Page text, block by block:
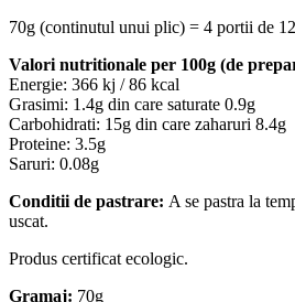
70g (continutul unui plic) = 4 portii de
Valori nutritionale per 100g (de
Energie: 366 kj / 86 kcal
Grasimi: 1.4g din care saturate 0.9g
Carbohidrati: 15g din care zaharuri 8.4g
Proteine: 3.5g
Saruri: 0.08g
Conditii de pastrare: A se pastra la
uscat.
Produs certificat ecologic.
Gramaj: 70g